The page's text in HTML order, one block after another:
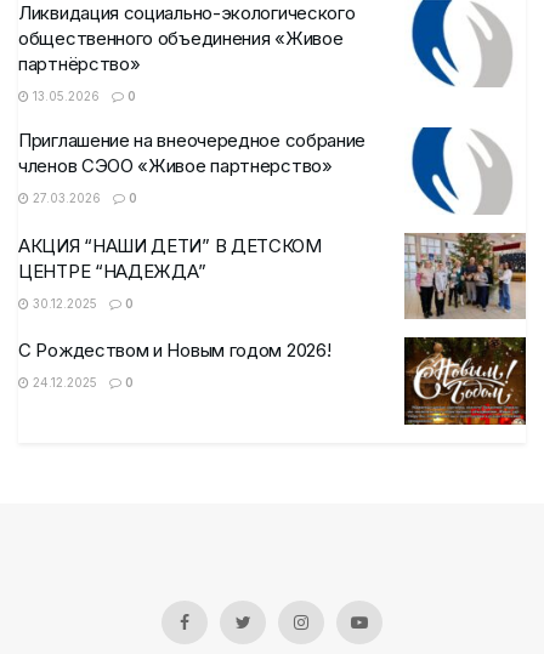
Ликвидация социально-экологического
общественного объединения «Живое
партнёрство»
13.05.2026 0
Приглашение на внеочередное собрание
членов СЭОО «Живое партнерство»
27.03.2026 0
АКЦИЯ “НАШИ ДЕТИ” В ДЕТСКОМ
ЦЕНТРЕ “НАДЕЖДА”
30.12.2025 0
С Рождеством и Новым годом 2026!
24.12.2025 0